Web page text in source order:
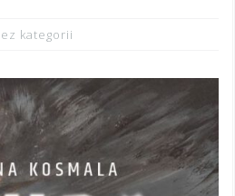
kategorii